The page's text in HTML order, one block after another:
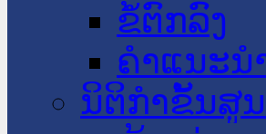
ຂໍ້ຕົກລົງ
ຄໍາແນະນໍ
ນິຕິກຳຂັ້ນສູ